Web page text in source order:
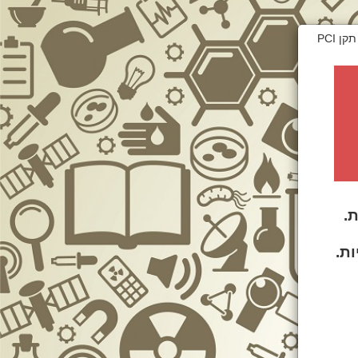
דף זה מאובטח בהצפנת SSL 2048bit. המידע אודות הפעולה מוצפן בהתאם להנחיות תקן PCI